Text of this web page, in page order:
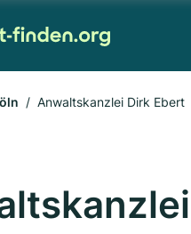
Anwaltskanzlei Dirk Ebert